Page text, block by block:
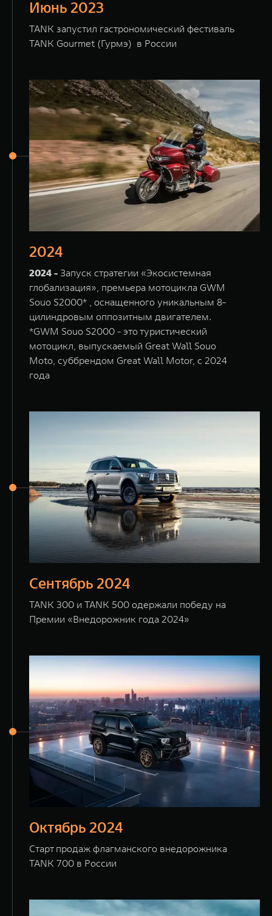
Июнь 2023
TANK запустил гастрономический фестиваль
TANK Gourmet (Гурмэ) в России
2024
2024 - Запуск стратегии «Экосистемная
глобализация», премьера мотоцикла GWM
Souo S2000* , оснащенного уникальным 8-
цилиндровым оппозитным двигателем.
*GWM Souo S2000 - это туристический
мотоцикл, выпускаемый Great Wall Souo
Moto, суббрендом Great Wall Motor, с 2024
года
Сентябрь 2024
TANK 300 и TANK 500 одержали победу на
Премии «Внедорожник года 2024»
Октябрь 2024
Старт продаж флагманского внедорожника
TANK 700 в России